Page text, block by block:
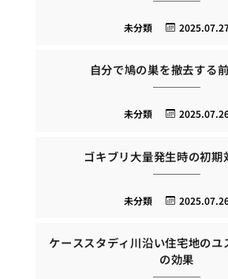
未分類
自分で鳩の巣を撤去する
未分類
ゴキブリ大量発生時の初期
未分類
ケーススタディ川沿い住宅地のユ
の効果